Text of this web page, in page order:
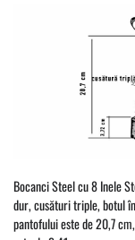
Bocanci Steel cu 8 Inele
dur, cusături triple, botul
pantofului este de 20,7